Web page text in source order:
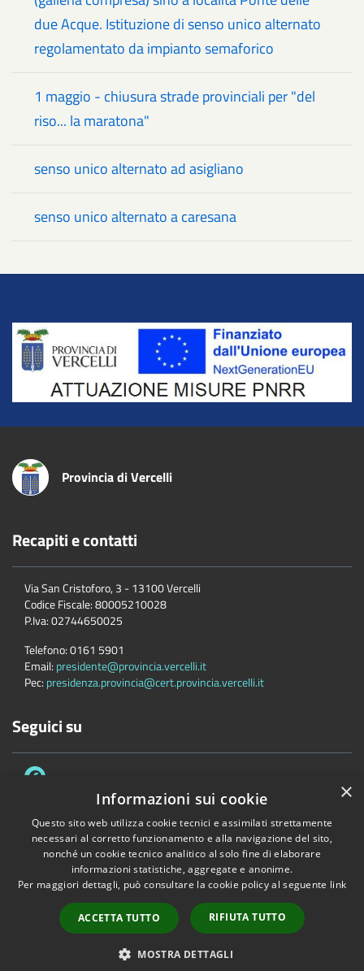
due Acque. Istituzione di senso unico alternato
regolamentato da impianto semaforico
1 maggio - chiusura strade provinciali per "del
riso... la maratona"
senso unico alternato ad asigliano
senso unico alternato a caresana
Title
Provincia di Vercelli
Recapiti e contatti
Via San Cristoforo, 3 - 13100 Vercelli
Codice Fiscale:80005210028
P.Iva:02744650025
Telefono:0161 5901
Email: presidente@provincia.vercelli.it
Pec: presidenza.provincia@cert.provincia.vercelli.it
Seguici su
Accessibilità Privacy Cookie
Mappa del sito
Dichiarazione di accessibilità e meccanismo di feedback
Accesso redazione
×
Informazioni sui cookie
Questo sito web utilizza cookie tecnici e assimilati strettamente
necessari al corretto funzionamento e alla navigazione del sito,
nonché un cookie tecnico analitico al solo fine di elaborare
informazioni statistiche, aggregate e anonime.
Per maggiori dettagli, può consultare la cookie policy al seguente link
ACCETTA TUTTO RIFIUTA TUTTO
MOSTRA DETTAGLI